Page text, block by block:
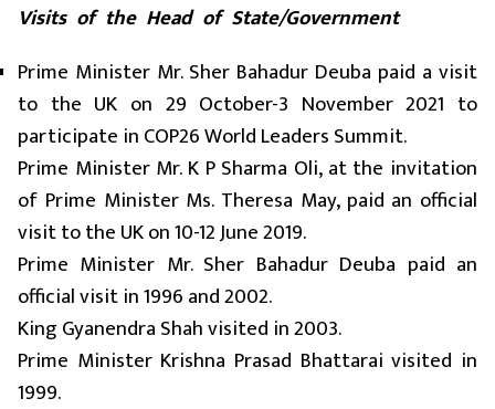
Visits of the Head of State/Government
Prime Minister Mr. Sher Bahadur Deuba paid a visit
to the UK on 29 October-3 November 2021 to
participate in COP26 World Leaders Summit.
Prime Minister Mr. K P Sharma Oli, at the invitation
of Prime Minister Ms. Theresa May, paid an official
visit to the UK on 10-12 June 2019.
Prime Minister Mr. Sher Bahadur Deuba paid an
official visit in 1996 and 2002.
King Gyanendra Shah visited in 2003.
Prime Minister Krishna Prasad Bhattarai visited in
1999.